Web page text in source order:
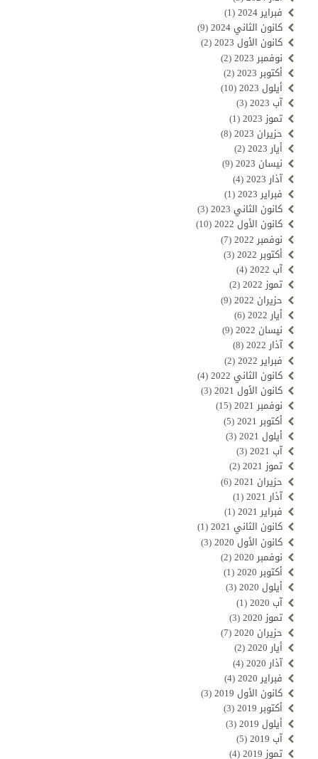
فبراير 2024
(1)
كانون الثاني 2024
(9)
كانون الأول 2023
(2)
نوفمبر 2023
(2)
أكتوبر 2023
(2)
أيلول 2023
(10)
آب 2023
(3)
تموز 2023
(1)
حزيران 2023
(8)
أيار 2023
(2)
نيسان 2023
(9)
آذار 2023
(4)
فبراير 2023
(1)
كانون الثاني 2023
(3)
كانون الأول 2022
(10)
نوفمبر 2022
(7)
أكتوبر 2022
(3)
آب 2022
(4)
تموز 2022
(2)
حزيران 2022
(9)
أيار 2022
(6)
نيسان 2022
(9)
آذار 2022
(8)
فبراير 2022
(2)
كانون الثاني 2022
(4)
كانون الأول 2021
(3)
نوفمبر 2021
(15)
أكتوبر 2021
(5)
أيلول 2021
(3)
آب 2021
(3)
تموز 2021
(2)
حزيران 2021
(6)
آذار 2021
(1)
فبراير 2021
(1)
كانون الثاني 2021
(1)
كانون الأول 2020
(3)
نوفمبر 2020
(2)
أكتوبر 2020
(1)
أيلول 2020
(3)
آب 2020
(1)
تموز 2020
(3)
حزيران 2020
(7)
أيار 2020
(2)
آذار 2020
(4)
فبراير 2020
(4)
كانون الأول 2019
(3)
أكتوبر 2019
(3)
أيلول 2019
(3)
آب 2019
(5)
تموز 2019
(4)